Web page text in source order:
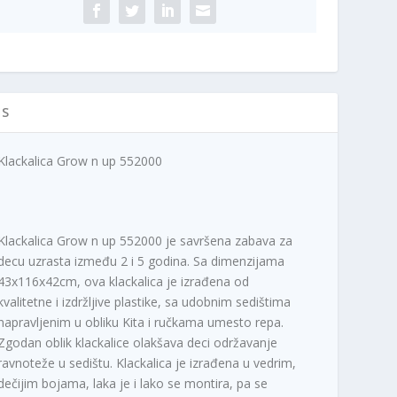
Klackalica Grow n up 552000
Klackalica Grow n up 552000 je savršena zabava za
uzrasta između 2 i 5 godina. Sa dimenzijama
ova klackalica je izrađena od
i izdržljive plastike, sa udobnim sedištima
u obliku Kita i ručkama umesto repa.
oblik klackalice olakšava deci održavanje
u sedištu. Klackalica je izrađena u vedrim,
bojama, laka je i lako se montira, pa se